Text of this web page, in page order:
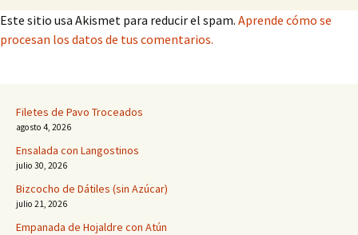
Este sitio usa Akismet para reducir el spam. Aprende cómo se
procesan los datos de tus comentarios.
Filetes de Pavo Troceados
agosto 4, 2026
Ensalada con Langostinos
julio 30, 2026
Bizcocho de Dátiles (sin Azúcar)
julio 21, 2026
Empanada de Hojaldre con Atún